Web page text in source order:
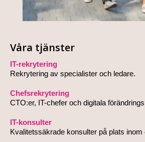
Våra tjänster
IT-rekrytering
Rekrytering av specialister och ledare.
Chefsrekrytering
CTO:er, IT-chefer och digitala
IT-konsulter
Kvalitetssäkrade konsulter på plats inom